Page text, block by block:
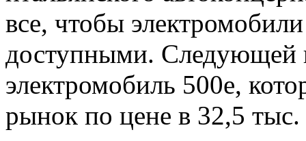
все, чтобы
доступными. Следующей
электромобиль 500е,
рынок по цене в 32,5 тыс.